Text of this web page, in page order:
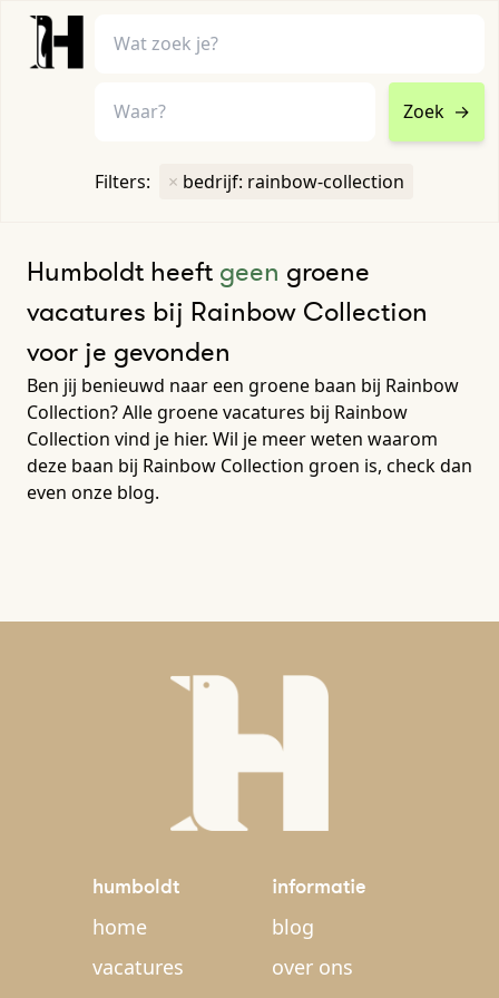
Zoek →
Filters: × bedrijf: rainbow-collection
Humboldt heeft geen groene
vacatures bij Rainbow Collection
voor je gevonden
Ben jij benieuwd naar een groene baan bij Rainbow
Collection? Alle groene vacatures bij Rainbow
Collection vind je hier. Wil je meer weten waarom
deze baan bij Rainbow Collection groen is, check dan
even onze blog.
humboldt
home
vacatures
informatie
blog
over ons